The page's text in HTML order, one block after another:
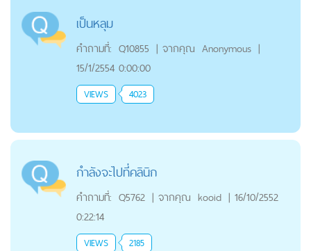
เป็นหลุม
คำถามที่: Q10855 | จากคุณ Anonymous |
15/1/2554 0:00:00
VIEWS 4023
กำลังจะไปที่คลินิก
คำถามที่: Q5762 | จากคุณ kooid | 16/10/2552
0:22:14
VIEWS 2185